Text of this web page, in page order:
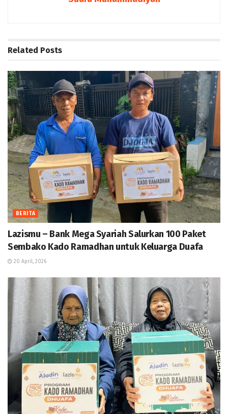
Related Posts
BERITA
Lazismu – Bank Mega Syariah Salurkan 100 Paket
Sembako Kado Ramadhan untuk Keluarga Duafa
20 April, 2026